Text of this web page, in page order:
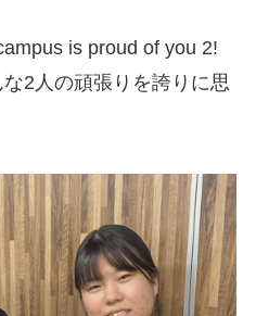
is proud of you 2!
な2人の頑張りを誇りに思